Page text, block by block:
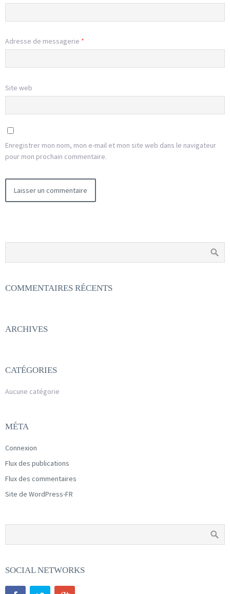
Adresse de messagerie *
Site web
Enregistrer mon nom, mon e-mail et mon site web dans le navigateur
pour mon prochain commentaire.
COMMENTAIRES RÉCENTS
ARCHIVES
CATÉGORIES
Aucune catégorie
MÉTA
Connexion
Flux des publications
Flux des commentaires
Site de WordPress-FR
SOCIAL NETWORKS